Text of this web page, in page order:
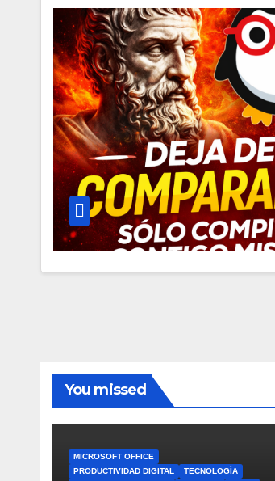
You missed
MICROSOFT OFFICE
PRODUCTIVIDAD DIGITAL
TECNOLOGÍA